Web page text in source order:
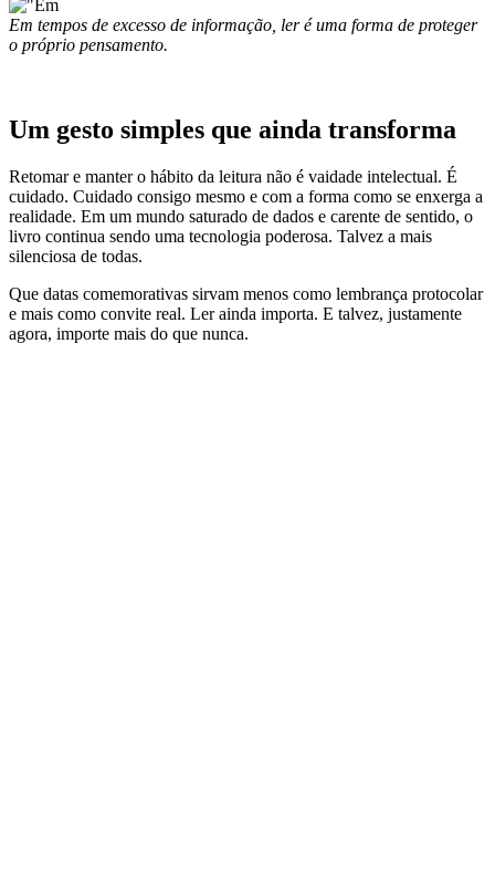
Em tempos de excesso de informação, ler é uma forma de proteger
o próprio pensamento.
Um gesto simples que ainda transforma
Retomar e manter o hábito da leitura não é vaidade intelectual. É
cuidado. Cuidado consigo mesmo e com a forma como se enxerga a
realidade. Em um mundo saturado de dados e carente de sentido, o
livro continua sendo uma tecnologia poderosa. Talvez a mais
silenciosa de todas.
Que datas comemorativas sirvam menos como lembrança protocolar
e mais como convite real. Ler ainda importa. E talvez, justamente
agora, importe mais do que nunca.